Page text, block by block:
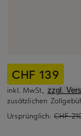
CHF 139
inkl. MwSt., zzgl.
zusätzlichen
Ursprünglich: CHF